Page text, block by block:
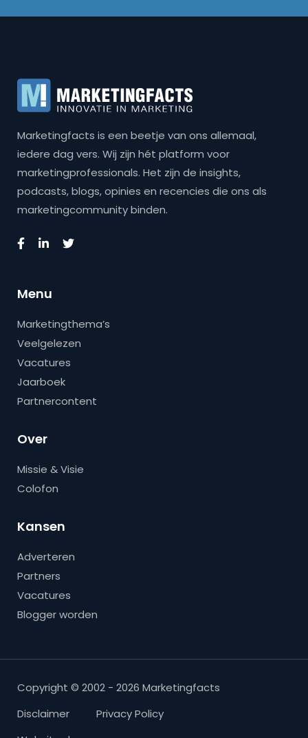
Marketingfacts is een beetje van ons allemaal,
iedere dag vers. Wij zijn hét platform voor
marketingprofessionals. Het zijn de insights,
podcasts, blogs, opinies en recencies die ons als
marketingcommunity binden.
Menu
Marketingthema’s
Veelgelezen
Vacatures
Jaarboek
Partnercontent
Over
Missie & Visie
Colofon
Kansen
Adverteren
Partners
Vacatures
Blogger worden
Copyright © 2002 - 2026 Marketingfacts
Disclaimer
Privacy Policy